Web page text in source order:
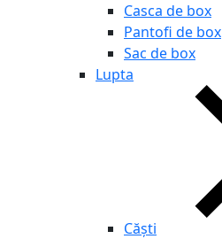
Casca de box
Pantofi de box
Sac de box
Lupta
Căști